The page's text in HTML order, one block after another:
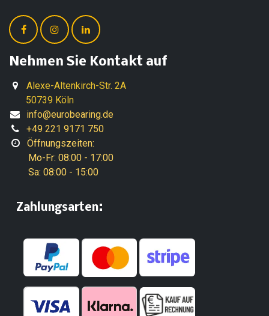
Nehmen Sie Kontakt auf
Alexe-Altenkirch-Str. 2A
50739 Köln
info@eurobearing.de
+49 221 9171 750
Öffnungszeiten:
Mo-Fr: 08:00 - 17:00
Sa: 08:00 - 15:00
​Zahlungsarten: